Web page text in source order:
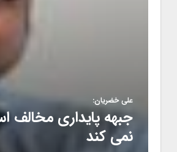
علی خضریان:
جبهه پایداری
نمی کند